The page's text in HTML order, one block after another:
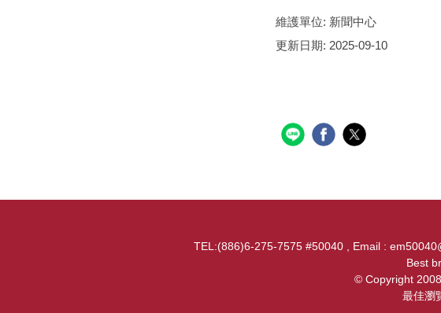
維護單位: 新聞中心
更新日期: 2025-09-10
TEL:(886)6-275-7575 #50040 , Email :
Best
© Copyright
最佳瀏